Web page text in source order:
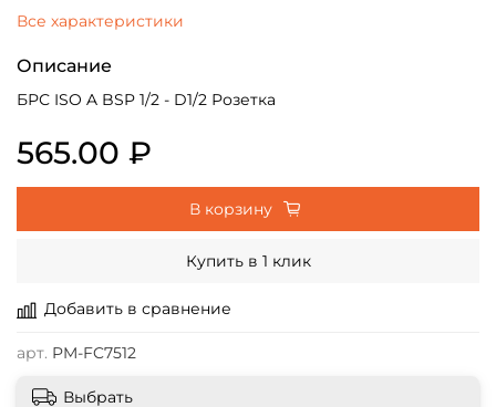
Добавить в сравнение
арт. PM-FC7512
Все характеристики
Описание
БРС ISO A BSP 1/2 - D1/2 Розетка
565.00 ₽
В корзину
Купить в 1 клик
Выбрать